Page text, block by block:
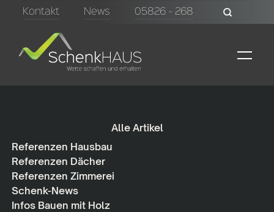
Kontakt News 05826 - 268
Alle Artikel
Referenzen Hausbau
Referenzen Dächer
Referenzen Zimmerei
Schenk-News
Infos Bauen mit Holz